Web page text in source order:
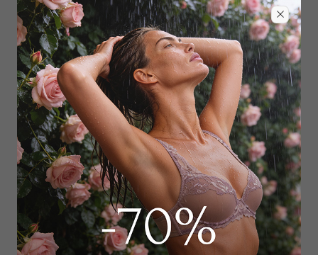
Дополнить образ
Забронировать в магазине